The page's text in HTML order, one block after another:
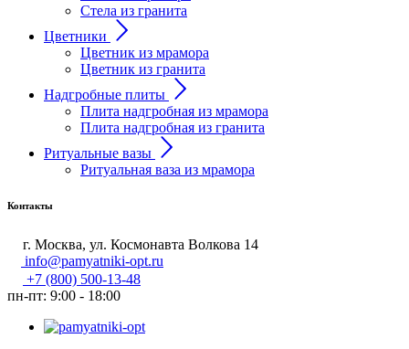
Стела из гранита
Цветники
Цветник из мрамора
Цветник из гранита
Надгробные плиты
Плита надгробная из мрамора
Плита надгробная из гранита
Ритуальные вазы
Ритуальная ваза из мрамора
Контакты
г. Москва, ул. Космонавта Волкова 14
info@pamyatniki-opt.ru
+7 (800) 500-13-48
пн-пт: 9:00 - 18:00